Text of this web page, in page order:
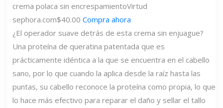
crema polaca sin encrespamientoVirtud
sephora.com$40.00 Compra ahora
¿El operador suave detrás de esta crema sin enjuague?
Una proteína de queratina patentada que es
prácticamente idéntica a la que se encuentra en el cabello
sano, por lo que cuando la aplica desde la raíz hasta las
puntas, su cabello reconoce la proteína como propia, lo que
lo hace más efectivo para reparar el daño y sellar el tallo